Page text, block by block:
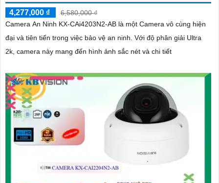
4,277,000 ₫
6,580,000 ₫
Camera An Ninh KX-CAi4203N2-AB là một Camera vô cùng hiện
đại và tiên tiến trong việc bảo vệ an ninh. Với độ phân giải Ultra
2k, camera này mang đến hình ảnh sắc nét và chi tiết